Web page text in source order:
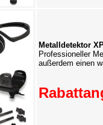
Metalldetektor
Professioneller
außerdem einen